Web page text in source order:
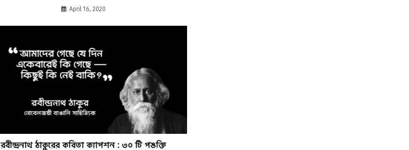
April 16, 2020
রবীন্দ্রনাথ ঠাকুরের কবিতা ক্যাপশন : ৩০ টি পঙক্তি